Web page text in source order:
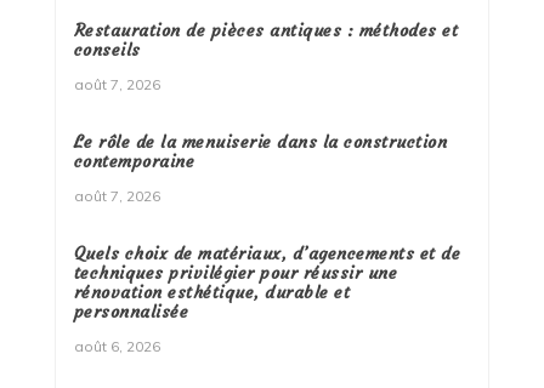
Restauration de pièces antiques : méthodes et
conseils
août 7, 2026
Le rôle de la menuiserie dans la construction
contemporaine
août 7, 2026
Quels choix de matériaux, d’agencements et de
techniques privilégier pour réussir une
rénovation esthétique, durable et
personnalisée
août 6, 2026